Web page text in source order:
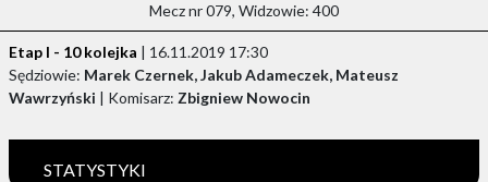
Mecz nr 079, Widzowie: 400
Etap I - 10 kolejka | 16.11.2019 17:30
Sędziowie: Marek Czernek, Jakub Adameczek, Mateusz
Wawrzyński | Komisarz: Zbigniew Nowocin
STATYSTYKI